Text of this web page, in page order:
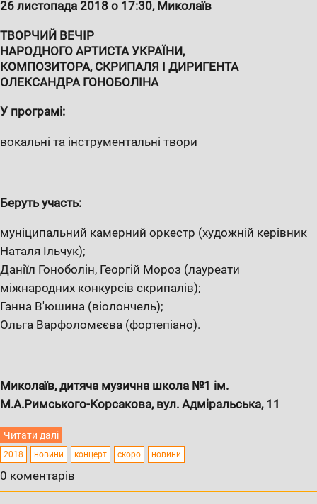
26 листопада 2018 о 17:30, Миколаїв
ТВОРЧИЙ ВЕЧІР
НАРОДНОГО АРТИСТА УКРАЇНИ,
КОМПОЗИТОРА, СКРИПАЛЯ І ДИРИГЕНТА
ОЛЕКСАНДРА ГОНОБОЛІНА
У програмі:
вокальні та інструментальні твори
Беруть участь:
муніципальний камерний оркестр (художній керівник
Наталя Ільчук);
Даніїл Гоноболін, Георгій Мороз (лауреати
міжнародних конкурсів скрипалів);
Ганна В'юшина (віолончель);
Ольга Варфоломєєва (фортепіано).
Миколаїв, дитяча музична школа №1 ім.
М.А.Римського-Корсакова, вул. Адміральська, 11
Читати далі
2018 новини концерт скоро новини
0 коментарів